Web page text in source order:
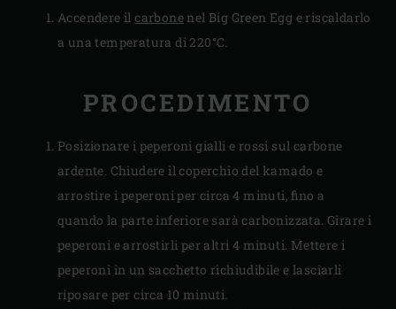
Accendere ilcarbonenel Big Green Egg e riscaldarlo
a una temperatura di 220°C.
PROCEDIMENTO
Posizionare i peperoni gialli e rossi sul carbone
ardente. Chiudere il coperchio del kamado e
arrostire i peperoni per circa 4 minuti, fino a
quando la parte inferiore sarà carbonizzata. Girare i
peperoni e arrostirli per altri 4 minuti. Mettere i
peperoni in un sacchetto richiudibile e lasciarli
riposare per circa 10 minuti.